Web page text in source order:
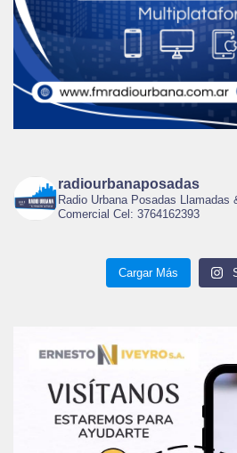
radiourbanaposadas
Radio Urbana Posadas Llamadas
Comercial Cel: 3764162393
Cargar Más